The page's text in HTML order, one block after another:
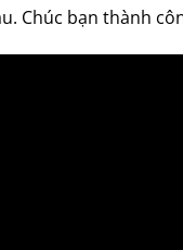
Chúc bạn thành